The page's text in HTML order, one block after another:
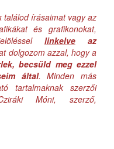
találod írásaimat vagy az
és grafikonokat,
linkelveaz
dolgozom azzal, hogy a
becsüld meg ezzel
által. Minden más
tartalmaknak szerzői
Móni, szerző,